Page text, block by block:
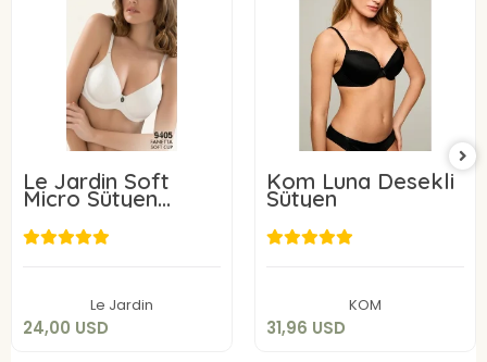
Le Jardin Soft
Micro Sütyen
9405-C
Le Jardin
24,00 USD
24,00 USD
Kom Luna Desekli
Sütyen
KOM
31,96 USD
31,96 USD